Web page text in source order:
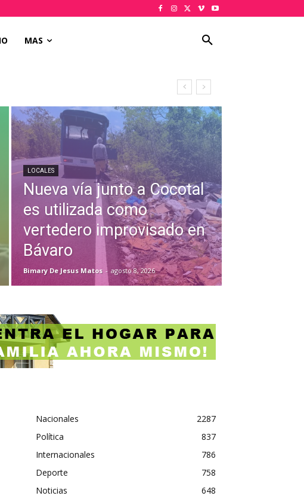
MAS
LOCALES
Nueva vía junto a Cocotal
es utilizada como
vertedero improvisado en
Bávaro
Bimary De Jesus Matos - agosto 8, 2026
Nacionales
2287
Política
837
Internacionales
786
Deporte
758
Noticias
648